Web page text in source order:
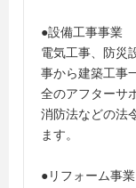
●設備工事事業
電気工事、防災
事から建築工事
全のアフターサ
消防法などの法
ます。
●リフォーム事業